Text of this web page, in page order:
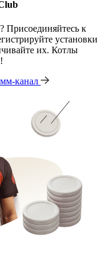
Присоединяйтесь к
установки
их. Котлы
канал